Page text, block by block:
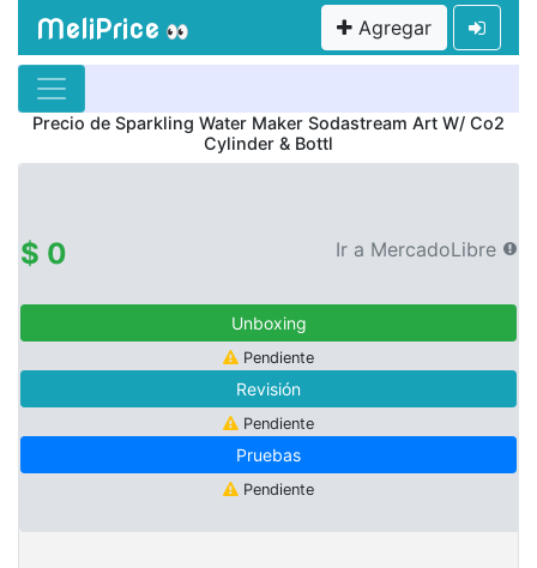
MeliPrice 👀 Agregar
Precio de Sparkling Water Maker Sodastream Art W/ Co2
Cylinder & Bottl
$ 0 Ir a MercadoLibre
Unboxing
Pendiente
Revisión
Pendiente
Pruebas
Pendiente